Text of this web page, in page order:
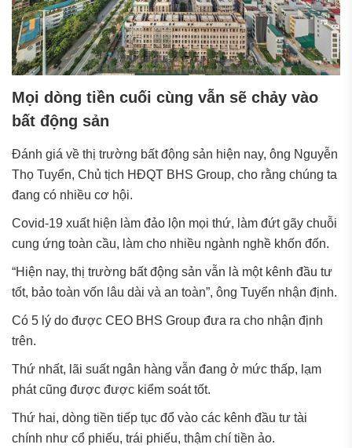
Mọi dòng tiền cuối cùng vẫn sẽ chảy vào
bất động sản
Đánh giá về thị trường bất động sản hiện nay, ông Nguyễn
Thọ Tuyển, Chủ tịch HĐQT BHS Group, cho rằng chúng ta
đang có nhiều cơ hội.
Covid-19 xuất hiện làm đảo lộn mọi thứ, làm đứt gãy chuỗi
cung ứng toàn cầu, làm cho nhiều ngành nghề khốn đốn.
“Hiện nay, thị trường bất động sản vẫn là một kênh đầu tư
tốt, bảo toàn vốn lâu dài và an toàn”, ông Tuyển nhận định.
Có 5 lý do được CEO BHS Group đưa ra cho nhận định
trên.
Thứ nhất, lãi suất ngân hàng vẫn đang ở mức thấp, lạm
phát cũng được được kiểm soát tốt.
Thứ hai, dòng tiền tiếp tục đổ vào các kênh đầu tư tài
chính như cổ phiếu, trái phiếu, thậm chí tiền ảo.